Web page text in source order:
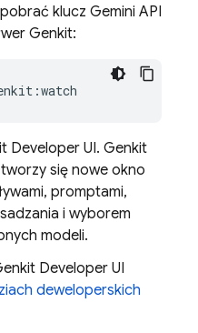
klucz Gemini API
Genkit:
Developer UI. Genkit
się nowe okno
promptami,
i wyborem
modeli.
Developer UI
deweloperskich